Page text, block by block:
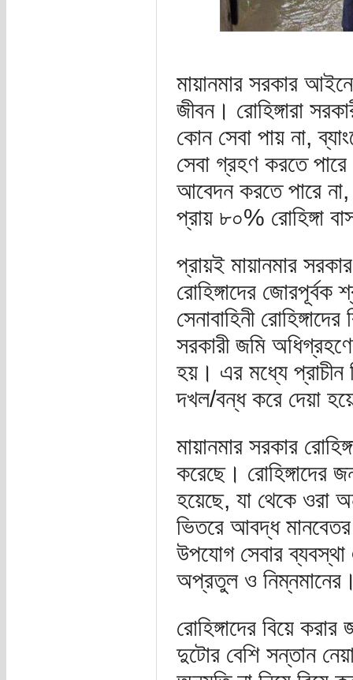
মায়ানমার সরকার
জীবন। রোহিঙ্গারা
কোন সেবা পায় না,
সেবা গ্রহণ করতে
আবেদন করতে পারে না,
প্রায় ৮০% রোহিঙ্গা
প্রায়ই মায়ানমার
রোহিঙ্গাদের
সেনাবাহিনী
সরকারী জমি
হয়। এর মধ্যে
দখল/বন্ধ করে দেয়া
মায়ানমার সরকার
করেছে। রোহিঙ্গাদের
হয়েছে, যা থেকে ওরা
ভিতরে আবদ্ধ মানবেতর
উপযোগ সেবার
অপ্রতুল ও
রোহিঙ্গাদের বিয়ে
দুটোর বেশি সন্তান